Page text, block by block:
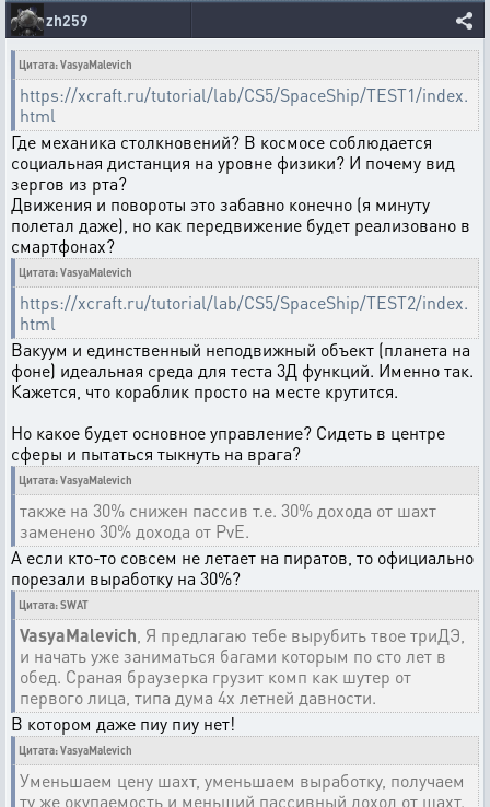
zh259
Цитата: VasyaMalevich
https://xcraft.ru/tutorial/lab/CS5/SpaceShip/TEST1/index.
html
Где механика столкновений? В космосе соблюдается
социальная дистанция на уровне физики? И почему вид
зергов из рта?
Движения и повороты это забавно конечно (я минуту
полетал даже), но как передвижение будет реализовано в
смартфонах?
Цитата: VasyaMalevich
https://xcraft.ru/tutorial/lab/CS5/SpaceShip/TEST2/index.
html
Вакуум и единственный неподвижный объект (планета на
фоне) идеальная среда для теста 3Д функций. Именно так.
Кажется, что кораблик просто на месте крутится.
Но какое будет основное управление? Сидеть в центре
сферы и пытаться тыкнуть на врага?
Цитата: VasyaMalevich
также на 30% снижен пассив т.е. 30% дохода от шахт
заменено 30% дохода от PvE.
А если кто-то совсем не летает на пиратов, то официально
порезали выработку на 30%?
Цитата: SWAT
VasyaMalevich , Я предлагаю тебе вырубить твое триДЭ,
и начать уже заниматься багами которым по сто лет в
обед. Сраная браузерка грузит комп как шутер от
первого лица, типа дума 4х летней давности.
В котором даже пиу пиу нет!
Цитата: VasyaMalevich
Уменьшаем цену шахт, уменьшаем выработку, получаем
ту же окупаемость и меньший пассивный доход от шахт.